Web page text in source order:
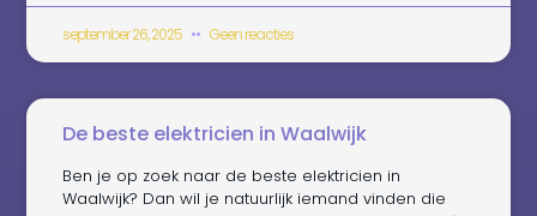
september 26, 2025 Geen reacties
De beste elektricien in Waalwijk
Ben je op zoek naar de beste elektricien in
Waalwijk? Dan wil je natuurlijk iemand vinden die